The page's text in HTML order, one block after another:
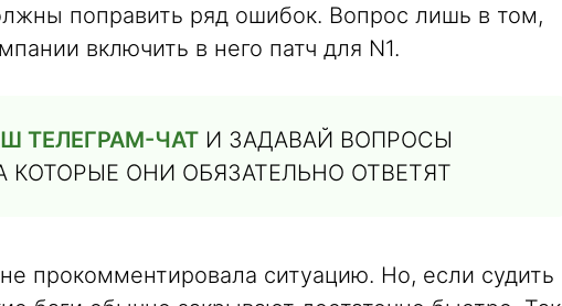
поправить ряд ошибок. Вопрос лишь в том,
включить в него патч для N1.
ТЕЛЕГРАМ-ЧАТ И ЗАДАВАЙ ВОПРОСЫ
ОНИ ОБЯЗАТЕЛЬНО ОТВЕТЯТ
прокомментировала ситуацию. Но, если судить